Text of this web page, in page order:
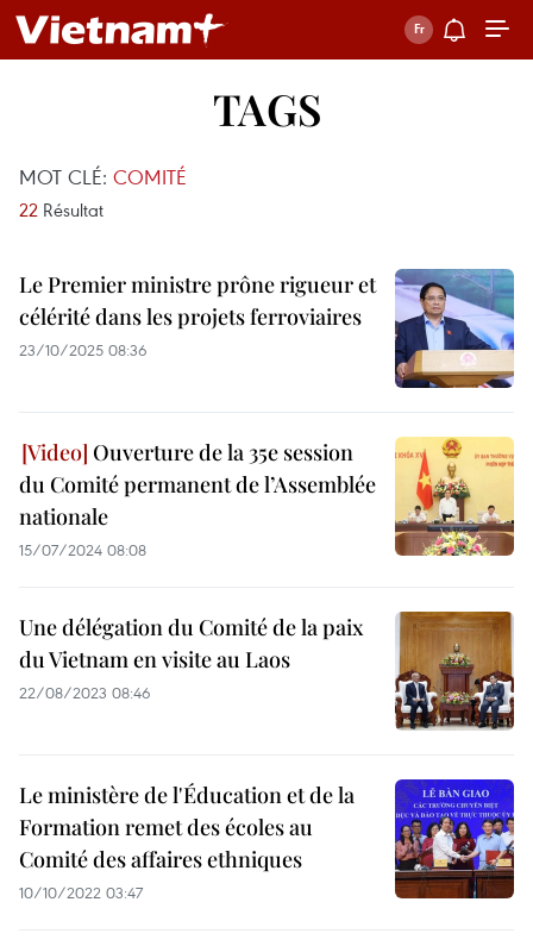
TAGS
MOT CLÉ: COMITÉ
22 Résultat
Le Premier ministre prône rigueur et
célérité dans les projets ferroviaires
23/10/2025 08:36
Ouverture de la 35e session
du Comité permanent de l’Assemblée
nationale
15/07/2024 08:08
Une délégation du Comité de la paix
du Vietnam en visite au Laos
22/08/2023 08:46
Le ministère de l'Éducation et de la
Formation remet des écoles au
Comité des affaires ethniques
10/10/2022 03:47